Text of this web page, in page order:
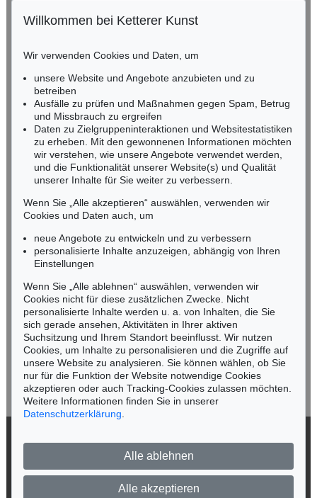
RHEINLAND-PFALZ
Miriam Heß
Tel.: +49 (0)62 21 58 80-038
Fax: +49 (0)62 21 58 80-595
infoheidelberg@kettererkunst.de
NORDDEUTSCHLAND
Nico Kassel, M.A.
Tel.: +49 (0)89 55244-164
Mobil: +49 (0)171 8618661
n.kassel@kettererkunst.de
Keine Auktion mehr verpassen!
Wir informieren Sie rechtzeitig.
Jetzt zum Newsletter anmelden >
Impressum
Willkommen bei Ketterer Kunst
Wir verwenden Cookies und Daten, um
unsere Website und Angebote anzubieten und zu
betreiben
Ausfälle zu prüfen und Maßnahmen gegen Spam, Betrug
und Missbrauch zu ergreifen
Daten zu Zielgruppeninteraktionen und Websitestatistiken
zu erheben. Mit den gewonnenen Informationen möchten
wir verstehen, wie unsere Angebote verwendet werden,
und die Funktionalität unserer Website(s) und Qualität
unserer Inhalte für Sie weiter zu verbessern.
Wenn Sie „Alle akzeptieren“ auswählen, verwenden wir
Cookies und Daten auch, um
neue Angebote zu entwickeln und zu verbessern
personalisierte Inhalte anzuzeigen, abhängig von Ihren
Einstellungen
Wenn Sie „Alle ablehnen“ auswählen, verwenden wir
Cookies nicht für diese zusätzlichen Zwecke. Nicht
personalisierte Inhalte werden u. a. von Inhalten, die Sie
sich gerade ansehen, Aktivitäten in Ihrer aktiven
Suchsitzung und Ihrem Standort beeinflusst. Wir nutzen
Cookies, um Inhalte zu personalisieren und die Zugriffe auf
unsere Website zu analysieren. Sie können wählen, ob Sie
nur für die Funktion der Website notwendige Cookies
akzeptieren oder auch Tracking-Cookies zulassen möchten.
Weitere Informationen finden Sie in unserer
Datenschutzerklärung
Alle ablehnen
Alle akzeptieren